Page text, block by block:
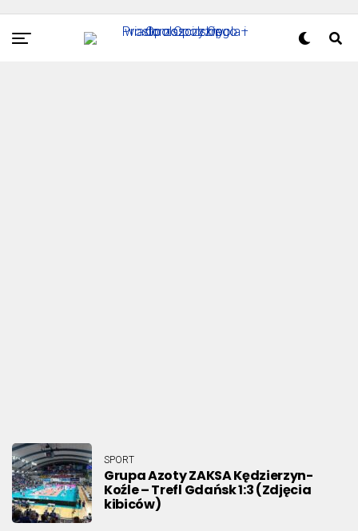
SPORT
Grupa Azoty ZAKSA Kędzierzyn-
Koźle – Trefl Gdańsk 1:3 (Zdjęcia
kibiców)